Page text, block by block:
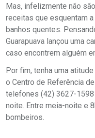
Mas, infelizmente não
receitas que esquentam
banhos quentes.
Guarapuava lançou uma
caso encontrem alguém
Por fim, tenha uma
o Centro de Referência
telefones (42) 3627-
noite. Entre meia-noite e
bombeiros.